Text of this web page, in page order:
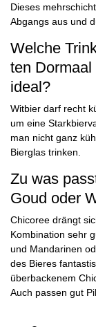
Dieses
Abgangs aus und
Welche
ten
ideal?
Witbier darf recht
um eine
man nicht ganz
Bierglas trinken.
Zu was
Goud oder
Chicoree drängt
Kombination sehr
und Mandarinen
des Bieres
überbackenem
Auch passen gut